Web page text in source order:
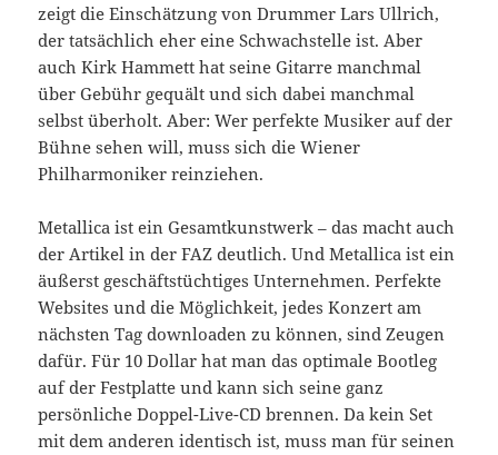
zeigt die Einschätzung von Drummer Lars Ullrich,
der tatsächlich eher eine Schwachstelle ist. Aber
auch Kirk Hammett hat seine Gitarre manchmal
über Gebühr gequält und sich dabei manchmal
selbst überholt. Aber: Wer perfekte Musiker auf der
Bühne sehen will, muss sich die Wiener
Philharmoniker reinziehen.
Metallica ist ein Gesamtkunstwerk – das macht auch
der Artikel in der FAZ deutlich. Und Metallica ist ein
äußerst geschäftstüchtiges Unternehmen. Perfekte
Websites und die Möglichkeit, jedes Konzert am
nächsten Tag downloaden zu können, sind Zeugen
dafür. Für 10 Dollar hat man das optimale Bootleg
auf der Festplatte und kann sich seine ganz
persönliche Doppel-Live-CD brennen. Da kein Set
mit dem anderen identisch ist, muss man für seinen